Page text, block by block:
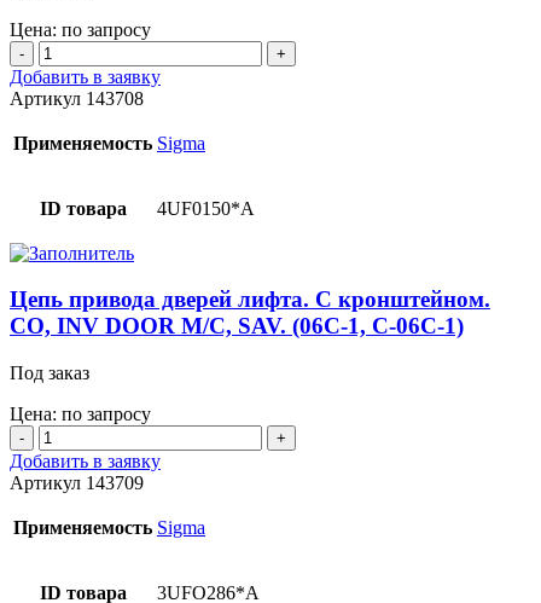
Цена: по запросу
Количество
товара
Шкив
привода
дверей
CO,
D=268мм.
Корея.
Добавить в заявку
Артикул 143708
Применяемость Sigma
ID товара 4UF0150*A
Цепь привода дверей лифта. С кронштейном.
CO, INV DOOR M/C, SAV. (06С-1, С-06С-1)
Под заказ
Цена: по запросу
Количество
товара
Цепь
привода
дверей
кронштейном.
Добавить в заявку
Артикул 143709
Применяемость Sigma
ID товара 3UFO286*A